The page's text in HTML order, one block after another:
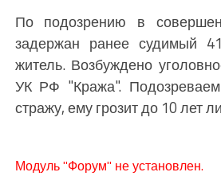
По подозрению в
задержан ранее судимый
житель. Возбуждено
УК РФ "Кража".
стражу, ему грозит до 10 лет
Модуль "Форум" не установлен.